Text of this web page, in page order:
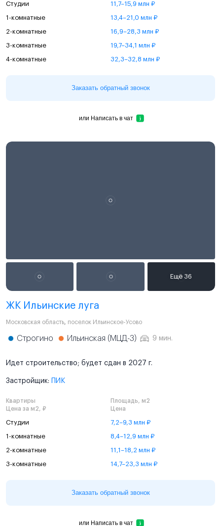
Студии 11,7–15,9 млн ₽
1-комнатные 13,4–21,0 млн ₽
2-комнатные 16,9–28,3 млн ₽
3-комнатные 19,7–34,1 млн ₽
4-комнатные 32,3–32,8 млн ₽
Заказать обратный звонок
или Написать в чат
ЖК Ильинские луга
Московская область, поселок Ильинское-Усово
Строгино Ильинская (МЦД-3) 9 мин.
Идет строительство; будет сдан в 2027 г.
Застройщик: ПИК
Квартиры
Площадь, м2
Цена за м2, ₽
Цена
Студии 7,2–9,3 млн ₽
1-комнатные 8,4–12,9 млн ₽
2-комнатные 11,1–18,2 млн ₽
3-комнатные 14,7–23,3 млн ₽
Заказать обратный звонок
или Написать в чат